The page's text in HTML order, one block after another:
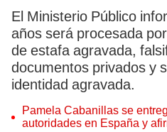
El Ministerio Público
años será procesada
de estafa agravada,
documentos privados y
identidad agravada.
Pamela Cabanillas se
autoridades en España y